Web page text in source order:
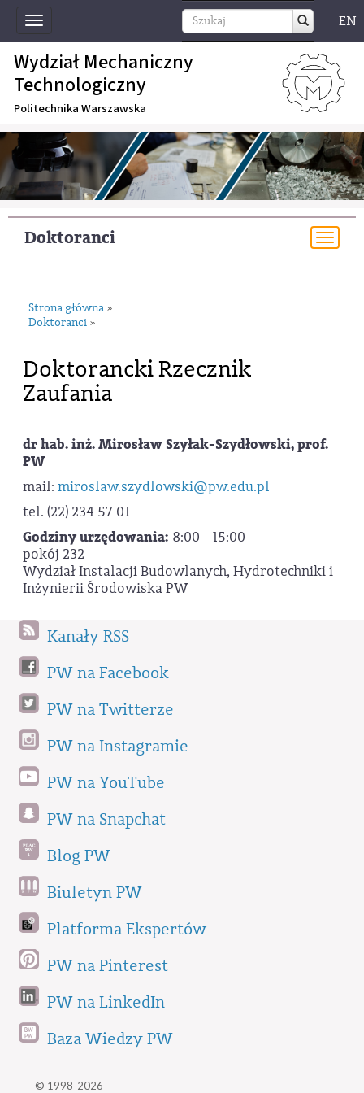
Toggle
navigation
EN
Wydział Mechaniczny
Technologiczny
Politechnika Warszawska
Doktoranci
Strona główna »
Doktoranci »
Doktorancki Rzecznik
Zaufania
dr hab. inż. Mirosław Szyłak-Szydłowski, prof.
PW
mail: miroslaw.szydlowski@pw.edu.pl
tel. (22) 234 57 01
Godziny urzędowania: 8:00 - 15:00
pokój 232
Wydział Instalacji Budowlanych, Hydrotechniki i
Inżynierii Środowiska PW
Kanały RSS
PW na Facebook
PW na Twitterze
PW na Instagramie
PW na YouTube
PW na Snapchat
Blog PW
Biuletyn PW
Platforma Ekspertów
PW na Pinterest
PW na LinkedIn
Baza Wiedzy PW
© 1998-2026